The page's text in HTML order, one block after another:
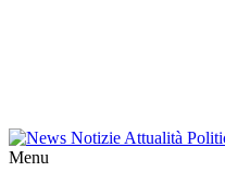
Menu